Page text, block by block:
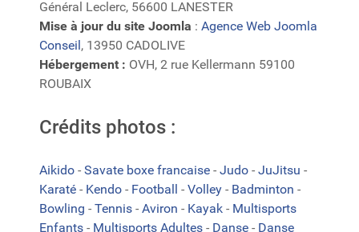
Général Leclerc, 56600 LANESTER
Mise à jour du site Joomla : Agence Web Joomla
Conseil, 13950 CADOLIVE
Hébergement : OVH, 2 rue Kellermann 59100
ROUBAIX
Crédits photos :
Aikido - Savate boxe francaise - Judo - JuJitsu -
Karaté - Kendo - Football - Volley - Badminton -
Bowling - Tennis - Aviron - Kayak - Multisports
Enfants - Multisports Adultes - Danse - Danse